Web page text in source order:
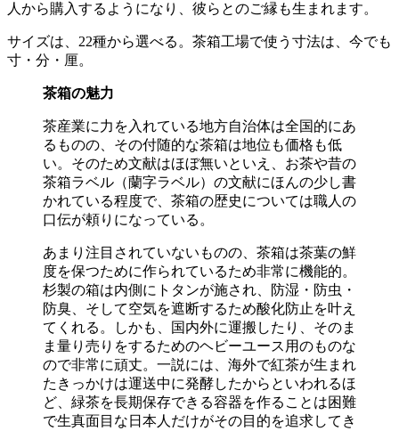
人から購入するようになり、彼らとのご縁も生まれます。
サイズは、22種から選べる。茶箱工場で使う寸法は、今でも
寸・分・厘。
茶箱の魅力
茶産業に力を入れている地方自治体は全国的にあ
るものの、その付随的な茶箱は地位も価格も低
い。そのため文献はほぼ無いといえ、お茶や昔の
茶箱ラベル（蘭字ラベル）の文献にほんの少し書
かれている程度で、茶箱の歴史については職人の
口伝が頼りになっている。
あまり注目されていないものの、茶箱は茶葉の鮮
度を保つために作られているため非常に機能的。
杉製の箱は内側にトタンが施され、防湿・防虫・
防臭、そして空気を遮断するため酸化防止を叶え
てくれる。しかも、国内外に運搬したり、そのま
ま量り売りをするためのヘビーユース用のものな
ので非常に頑丈。一説には、海外で紅茶が生まれ
たきっかけは運送中に発酵したからといわれるほ
ど、緑茶を長期保存できる容器を作ることは困難
で生真面目な日本人だけがその目的を追求してき